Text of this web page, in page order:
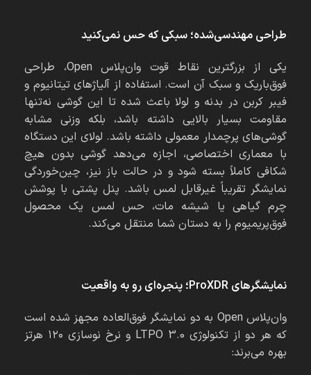
طراحی مهندسی‌شده؛ سبکی که حس نمی‌کنید
یکی از بزرگترین نقاط قوت وان‌پلاس Open، طراحی
فوق‌باریک و سبک آن است. استفاده از آلیاژهای تیتانیوم و
فیبر کربن در بدنه و لولا باعث شده تا این گوشی نه‌تنها
مقاومت بسیار بالایی داشته باشد، بلکه وزنی مشابه
گوشی‌های پرچمدار معمولی داشته باشد. لولای این دستگاه
با معماری اختصاصی، اجازه می‌دهد گوشی بدون هیچ
شکافی کاملاً بسته شود و در حالت باز نیز، چین‌خوردگی
نمایشگر تقریباً غیرقابل لمس باشد. پنل پشتی با پوشش
چرم گیاهی یا شیشه مات، حس لمس یک محصول
فوق‌پریمیوم را به دستان شما منتقل می‌کند.
نمایشگرهای
؛ پنجره‌ای رو به واقعیت
وان‌پلاس Open به دو نمایشگر فوق‌العاده مجهز شده است
که هر دو از تکنولوژی LTPO 3.0 و نرخ نوسازی ۱۲۰ هرتز
بهره می‌برند: